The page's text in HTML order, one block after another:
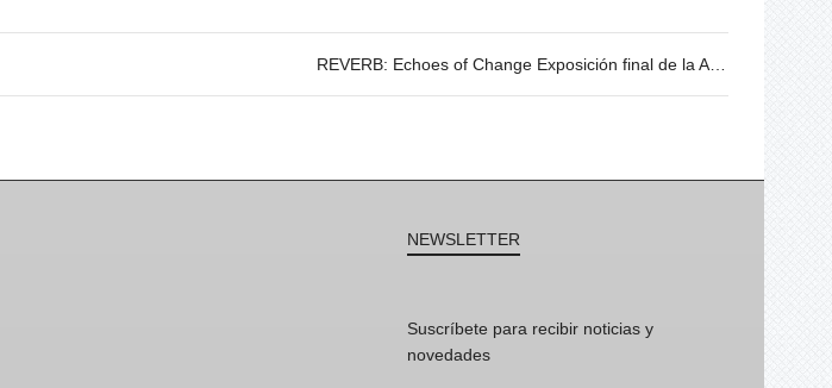
REVERB: Echoes of Change Exposición final de la Academia ECHO de Barcelona — juventud, arte y acción por un futuro en respuesta al cambio climático
NEWSLETTER
Suscríbete para recibir noticias y
novedades